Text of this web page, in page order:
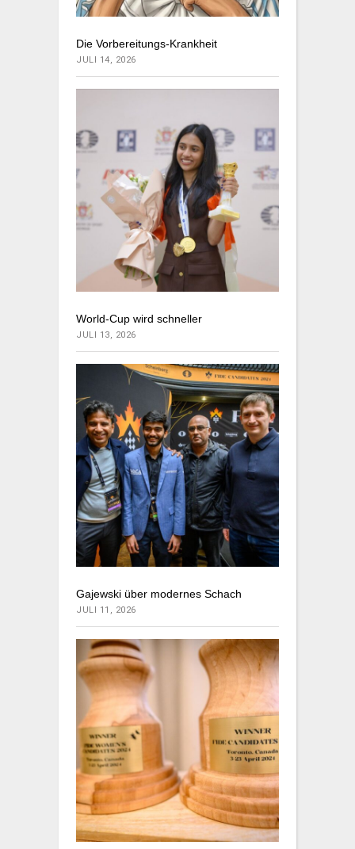
Die Vorbereitungs-Krankheit
JULI 14, 2026
World-Cup wird schneller
JULI 13, 2026
Gajewski über modernes Schach
JULI 11, 2026